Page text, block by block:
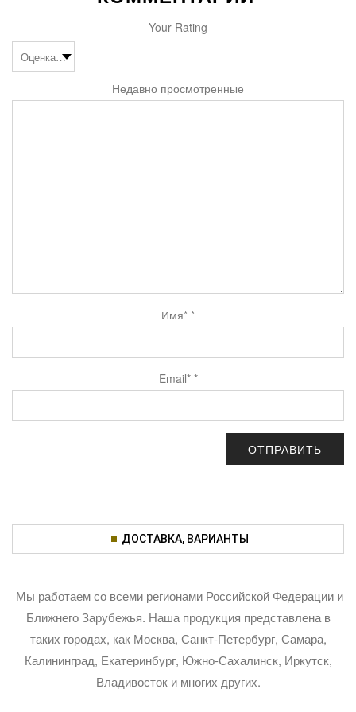
Your Rating
Недавно просмотренные
Имя* *
Email* *
ДОСТАВКА, ВАРИАНТЫ
Мы работаем со всеми регионами Российской Федерации и
Ближнего Зарубежья. Наша продукция представлена в
таких городах, как Москва, Санкт-Петербург, Самара,
Калининград, Екатеринбург, Южно-Сахалинск, Иркутск,
Владивосток и многих других.